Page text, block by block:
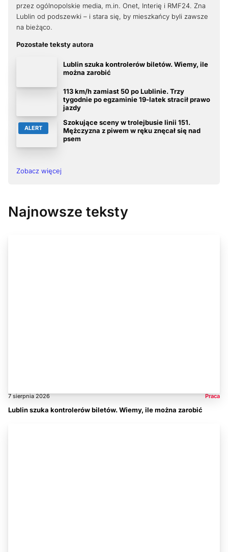
przez ogólnopolskie media, m.in. Onet, Interię i RMF24. Zna
Lublin od podszewki – i stara się, by mieszkańcy byli zawsze
na bieżąco.
Pozostałe teksty autora
Lublin szuka kontrolerów biletów. Wiemy, ile
można zarobić
113 km/h zamiast 50 po Lublinie. Trzy
tygodnie po egzaminie 19-latek stracił prawo
jazdy
ALERT
Szokujące sceny w trolejbusie linii 151.
Mężczyzna z piwem w ręku znęcał się nad
psem
Zobacz więcej
Najnowsze teksty
7 sierpnia 2026 Praca
Lublin szuka kontrolerów biletów. Wiemy, ile można zarobić